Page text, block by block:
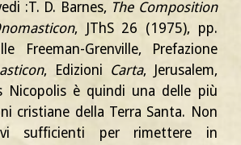
:T. D. Barnes, The Composition
, JThS 26 (1975), pp.
Freeman-Grenville, Prefazione
, Edizioni Carta, Jerusalem,
Nicopolis è quindi una delle più
cristiane della Terra Santa. Non
sufficienti per rimettere in